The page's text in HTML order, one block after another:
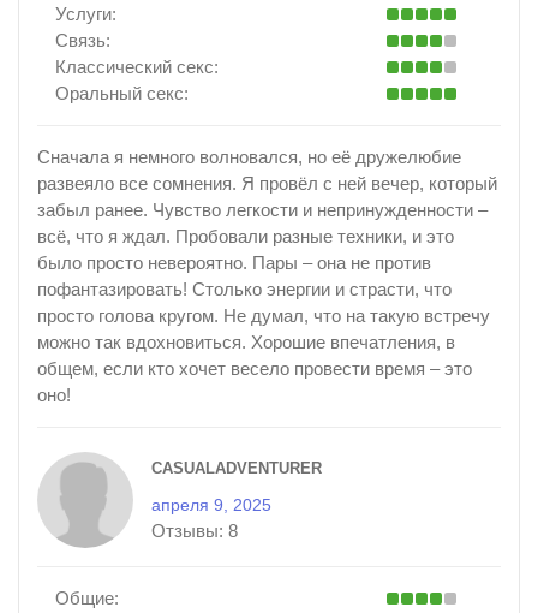
Услуги:
Связь:
Классический секс:
Оральный секс:
Сначала я немного волновался, но её дружелюбие
развеяло все сомнения. Я провёл с ней вечер, который
забыл ранее. Чувство легкости и непринужденности –
всё, что я ждал. Пробовали разные техники, и это
было просто невероятно. Пары – она не против
пофантазировать! Столько энергии и страсти, что
просто голова кругом. Не думал, что на такую встречу
можно так вдохновиться. Хорошие впечатления, в
общем, если кто хочет весело провести время – это
оно!
CASUALADVENTURER
апреля 9, 2025
Отзывы: 8
Общие: